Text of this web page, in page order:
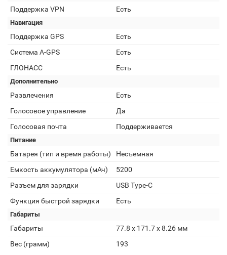
Поддержка VPN Есть
Навигация
Поддержка GPS
Есть
Cистема A-GPS
Есть
ГЛОНАСС
Есть
Дополнительно
Развлечения
Есть
Голосовое управление
Да
Голосовая почта
Поддерживается
Питание
Батарея (тип и время работы)
Несъемная
Емкость аккумулятора (мАч)
5200
Разъем для зарядки
USB Type-C
Функция быстрой зарядки
Есть
Габариты
Габариты
77.8 х 171.7 х 8.26 мм
Вес (грамм)
193